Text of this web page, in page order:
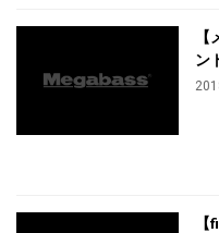
ン